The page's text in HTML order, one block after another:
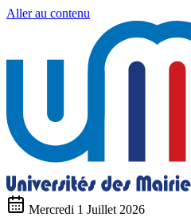
Aller au contenu
Mercredi 1 Juillet 2026